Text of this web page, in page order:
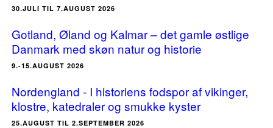
30.JULI TIL 7.AUGUST 2026
Gotland, Øland og Kalmar – det gamle østlige
Danmark med skøn natur og historie
9.-15.AUGUST 2026
Nordengland - I historiens fodspor af vikinger,
klostre, katedraler og smukke kyster
25.AUGUST TIL 2.SEPTEMBER 2026